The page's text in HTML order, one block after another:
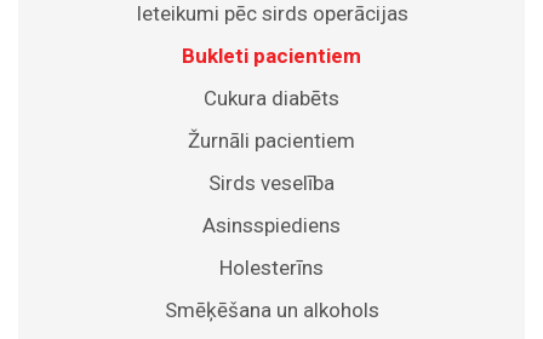
Ieteikumi pēc sirds operācijas
Bukleti pacientiem
Cukura diabēts
Žurnāli pacientiem
Sirds veselība
Asinsspiediens
Holesterīns
Smēķēšana un alkohols